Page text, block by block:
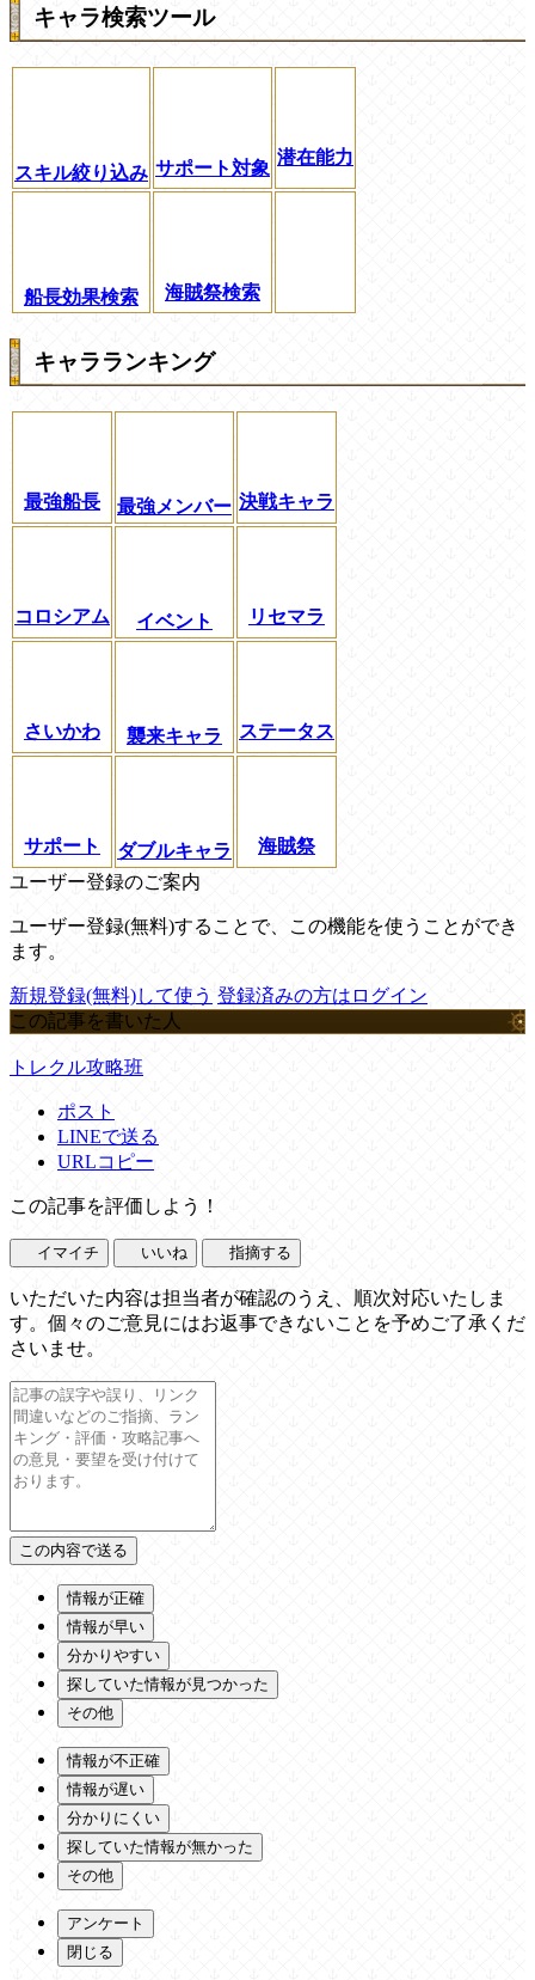
キャラ検索ツール
スキル絞り込み サポート対象
潜在能力
船長効果検索 海賊祭検索
キャラランキング
最強船長 最強メンバー 決戦キャラ
コロシアム イベント リセマラ
さいかわ 襲来キャラ ステータス
サポート ダブルキャラ
海賊祭
ユーザー登録のご案内
ユーザー登録(無料)することで、この機能を使うことができ
ます。
新規登録(無料)して使う 登録済みの方はログイン
この記事を書いた人
トレクル攻略班
ポスト
LINEで送る
URLコピー
この記事を評価しよう！
イマイチ いいね 指摘する
いただいた内容は担当者が確認のうえ、順次対応いたしま
す。個々のご意見にはお返事できないことを予めご了承くだ
さいませ。
情報が正確
情報が早い
分かりやすい
探していた情報が見つかった
その他
情報が不正確
情報が遅い
分かりにくい
探していた情報が無かった
その他
アンケート
閉じる